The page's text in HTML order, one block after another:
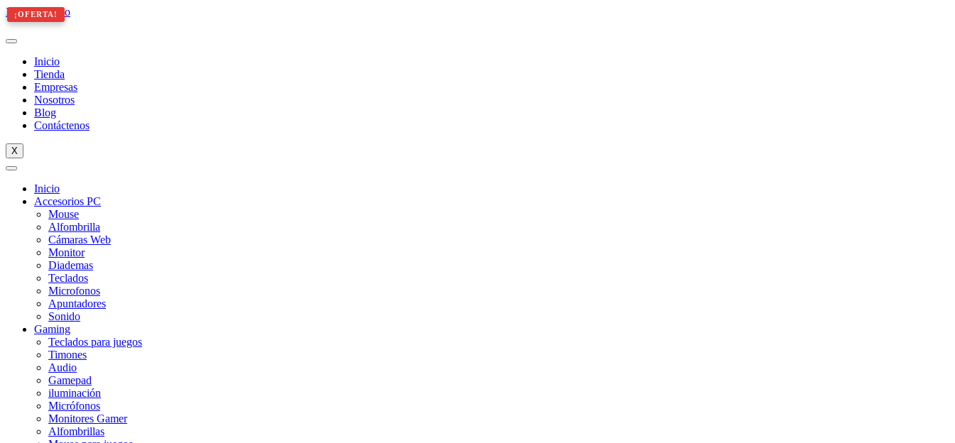
Ir al contenido
Inicio
Tienda
Empresas
Nosotros
Blog
Contáctenos
X
Inicio
Accesorios PC
Mouse
Alfombrilla
Cámaras Web
Monitor
Diademas
Teclados
Microfonos
Apuntadores
Sonido
Gaming
Teclados para juegos
Timones
Audio
Gamepad
iluminación
Micrófonos
Monitores Gamer
Alfombrillas
¡OFERTA!
¡OFERTA!